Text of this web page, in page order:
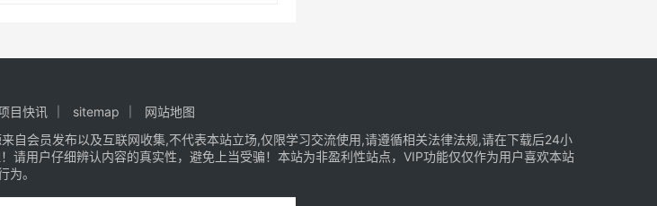
目快讯 sitemap
网站地图
自会员发布以及互联网收集,不代表本站立场,仅限学习交流使用,请遵循相关法律法规,请在下载后24小
请用户仔细辨认内容的真实性，避免上当受骗！本站为非盈利性站点，VIP功能仅仅作为用户喜欢本站
为。